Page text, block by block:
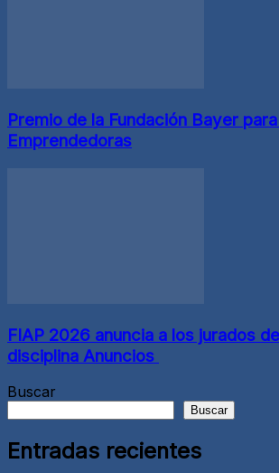
Premio de la Fundación Bayer
Emprendedoras
FIAP 2026 anuncia a los jurados
disciplina Anuncios
Buscar
Buscar
Entradas recientes